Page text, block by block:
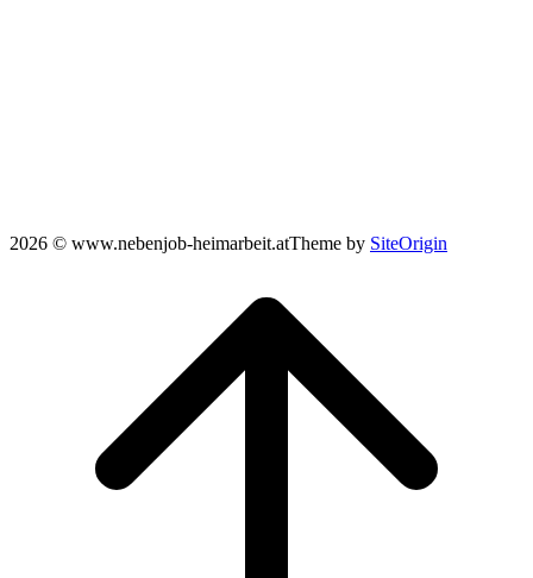
2026 © www.nebenjob-heimarbeit.atTheme by SiteOrigin